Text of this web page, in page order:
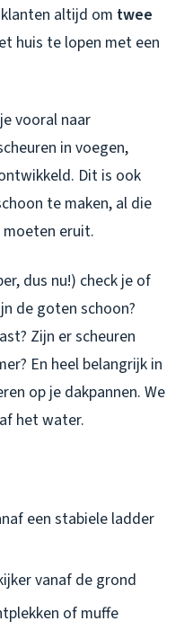
altijd om twee
huis te lopen met een
vooral naar
in voegen,
Dit is ook
te maken, al die
eruit.
dus nu!) check je of
de goten schoon?
Zijn er scheuren
En heel belangrijk in
op je dakpannen. We
het water.
een stabiele ladder
vanaf de grond
of muffe